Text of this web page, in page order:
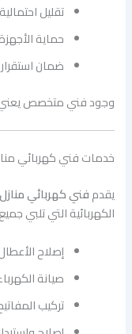
تقليل
حماية
ضمان استقرار
وجود فني متخصص يعني
خدمات فني كهربائي
يقدمفني كهربائي
الكهربائية التي تلبي
إصلاح
صيانة
تركيب